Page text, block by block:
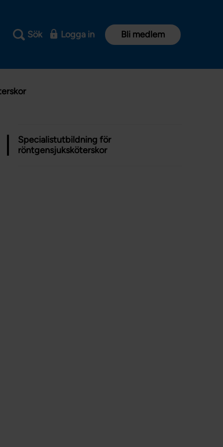
Sök Logga in Bli medlem
Specialistutbildning för
röntgensjuksköterskor